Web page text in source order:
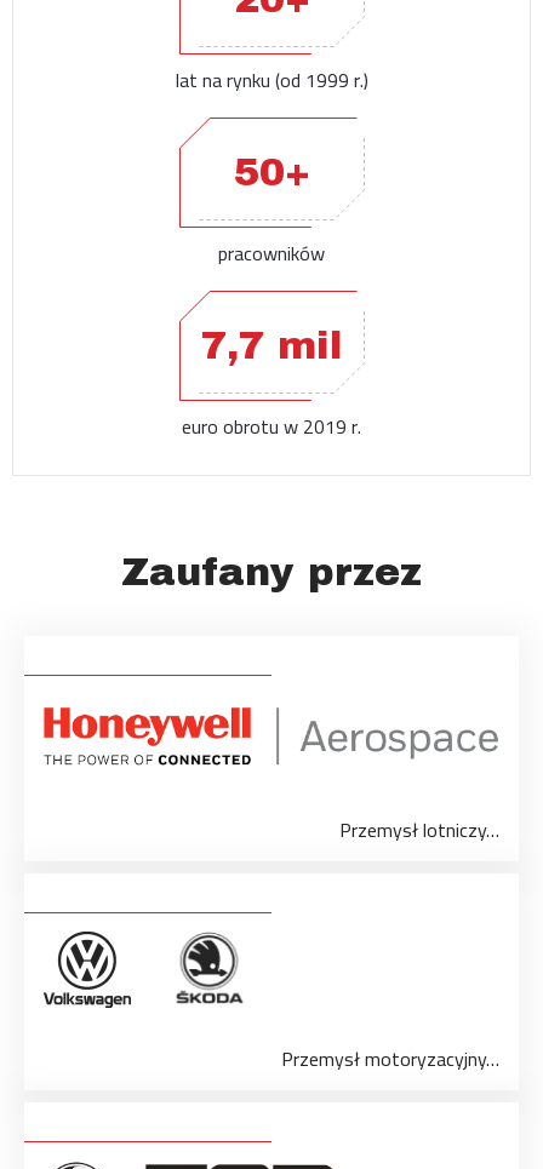
lat na rynku (od 1999 r.)
50+
pracowników
7,7 mil
euro obrotu w 2019 r.
Zaufany przez
Przemysł lotniczy…
Przemysł motoryzacyjny…